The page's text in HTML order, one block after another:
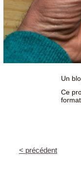
Un
Ce
< précédent